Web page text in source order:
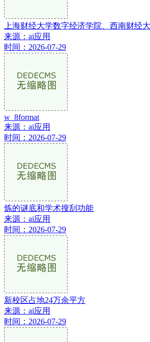
上海财经大学数字经济学院、西南财经
来源：ai应用
时间：2026-07-29
w_8format
来源：ai应用
时间：2026-07-29
炼的谜底和学术搜刮功能
来源：ai应用
时间：2026-07-29
新校区占地24万余平方
来源：ai应用
时间：2026-07-29